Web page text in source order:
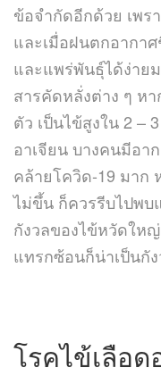
ข้อจำกัดอีกด้วย เพ
และเมื่อฝนตกอากา
และแพร่พันธุ์ได้ง่าย
สารคัดหลั่งต่าง ๆ ห
ตัว เป็นไข้สูงใน 2 –
อาเจียน บางคนมีอา
คล้ายโควิด-19 มาก
ไม่ขึ้น ก็ควรรีบไปพบ
กังวลของไข้หวัดให
แทรกซ้อนก็น่าเป็นกั
โรคไข้เลือด